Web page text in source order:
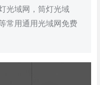
光域网，筒灯光域
常用通用光域网免费